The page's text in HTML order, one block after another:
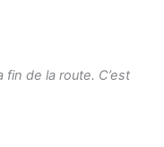
fin de la route. C’est